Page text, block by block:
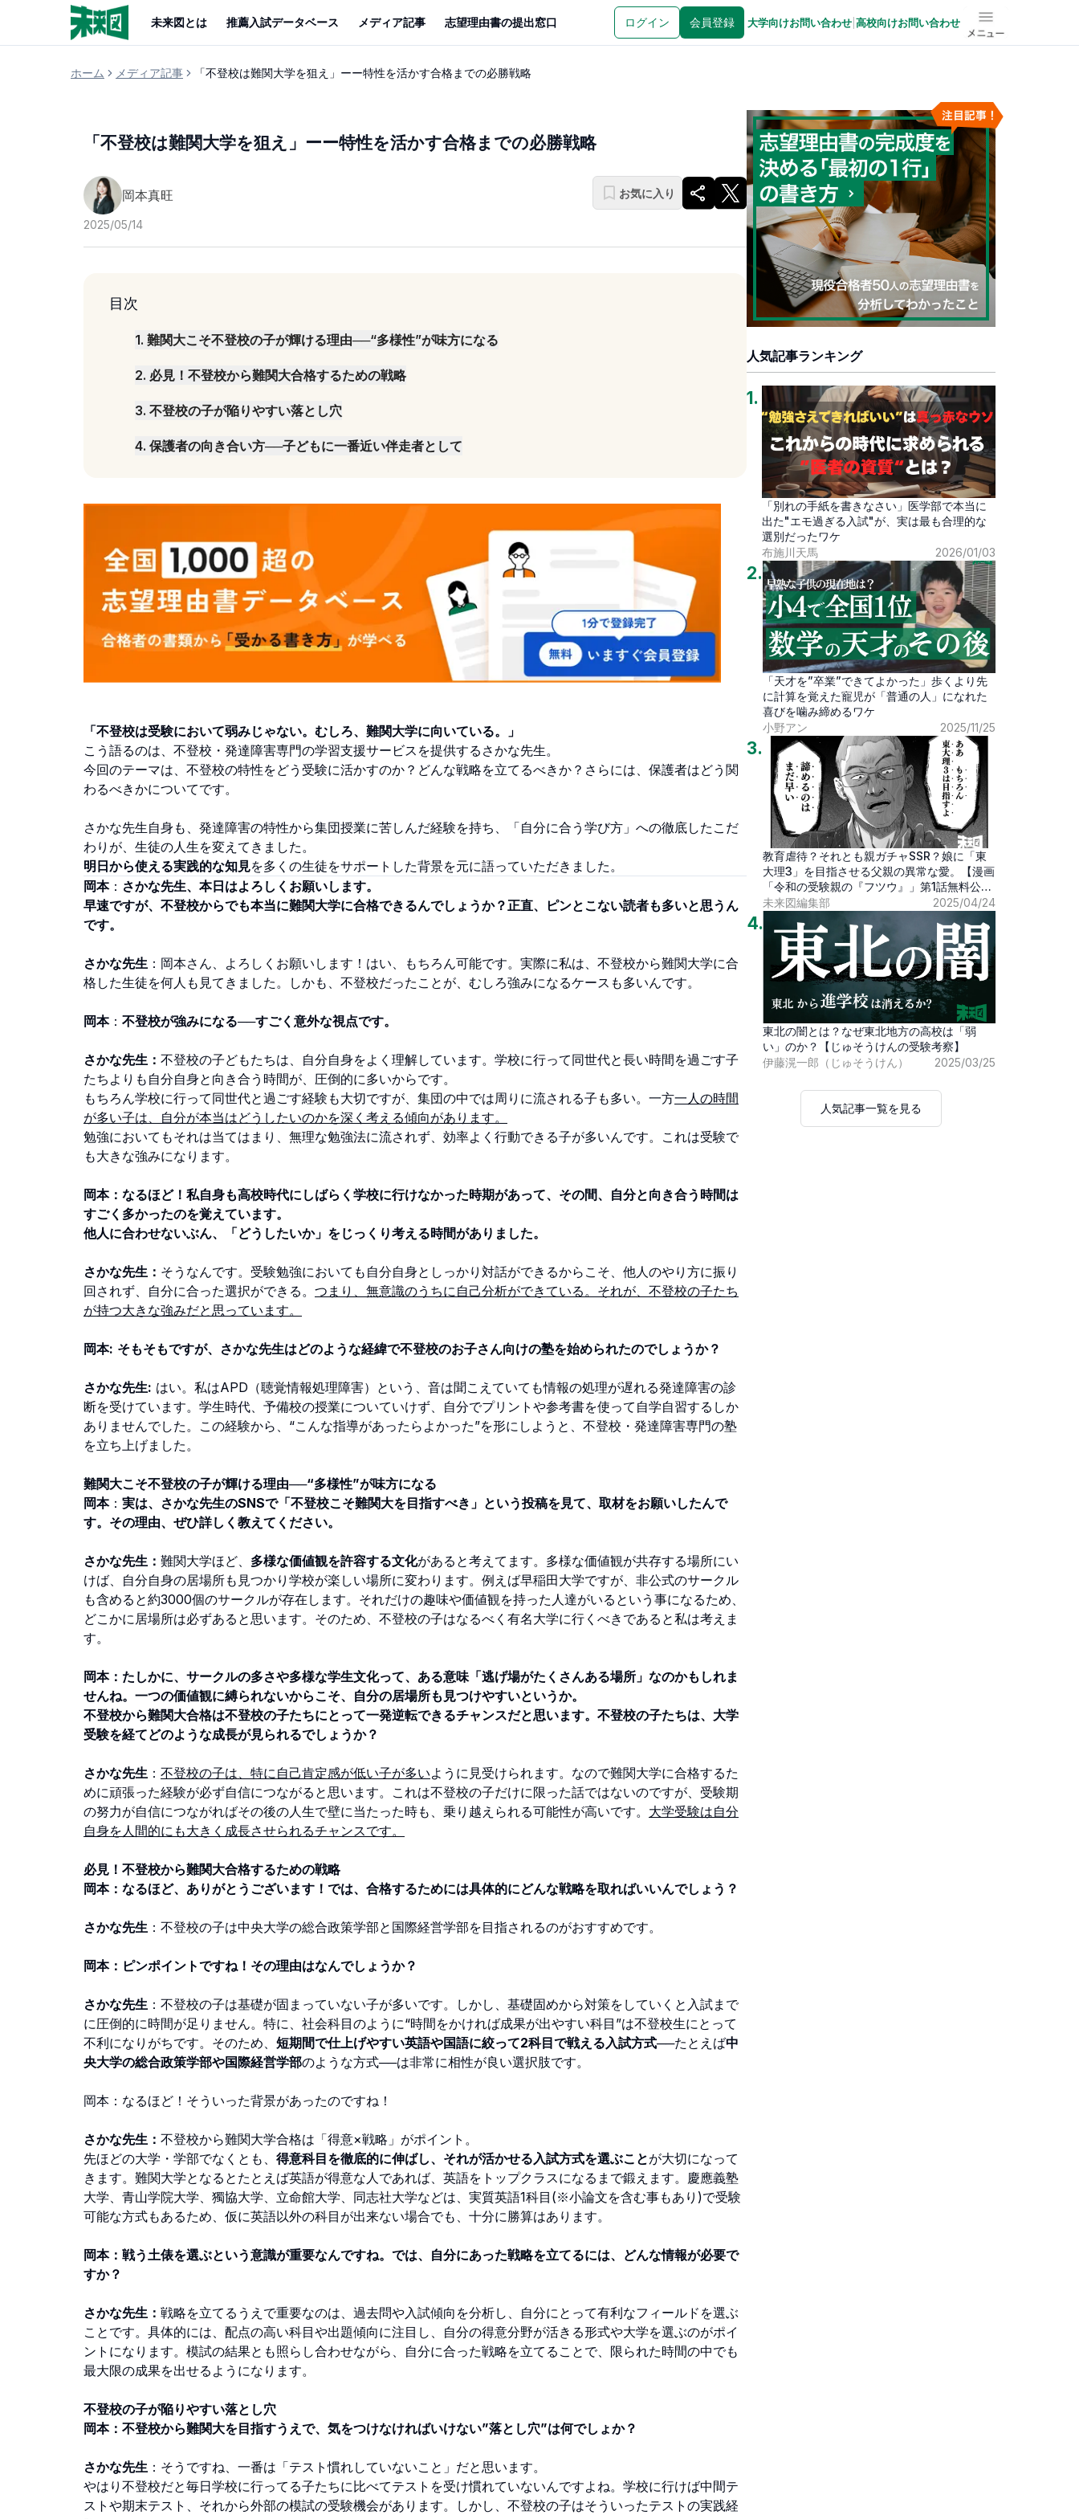
未来図とは 推薦入試データベース メディア記事 志望理由書の提出窓口 ログイン 会員登録 大学向けお問い合わせ 高校向けお問い合わせ メニュー
ホーム メディア記事 「不登校は難関大学を狙え」ーー特性を活かす合格までの必勝戦略
「不登校は難関大学を狙え」ーー特性を活かす合格までの必勝戦略
岡本真旺
2025/05/14
お気に入り
目次
1. 難関大こそ不登校の子が輝ける理由──“多様性”が味方になる
2. 必見！不登校から難関大合格するための戦略
3. 不登校の子が陥りやすい落とし穴
4. 保護者の向き合い方──子どもに一番近い伴走者として
「不登校は受験において弱みじゃない。むしろ、難関大学に向いている。」
こう語るのは、不登校・発達障害専門の学習支援サービスを提供するさかな先生。
今回のテーマは、不登校の特性をどう受験に活かすのか？どんな戦略を立てるべきか？さらには、保護者はどう関
わるべきかについてです。
さかな先生自身も、発達障害の特性から集団授業に苦しんだ経験を持ち、「自分に合う学び方」への徹底したこだ
わりが、生徒の人生を変えてきました。
明日から使える実践的な知見を多くの生徒をサポートした背景を元に語っていただきました。
岡本： さかな先生、本日はよろしくお願いします。
早速ですが、不登校からでも本当に難関大学に合格できるんでしょうか？正直、ピンとこない読者も多いと思うん
です。
さかな先生 ：岡本さん、よろしくお願いします！はい、もちろん可能です。実際に私は、不登校から難関大学に合
格した生徒を何人も見てきました。しかも、不登校だったことが、むしろ強みになるケースも多いんです。
岡本： 不登校が強みになる──すごく意外な視点です。
さかな先生： 不登校の子どもたちは、自分自身をよく理解しています。学校に行って同世代と長い時間を過ごす子
たちよりも自分自身と向き合う時間が、圧倒的に多いからです。
もちろん学校に行って同世代と過ごす経験も大切ですが、集団の中では周りに流される子も多い。一方一人の時間
が多い子は、自分が本当はどうしたいのかを深く考える傾向があります。
勉強においてもそれは当てはまり、無理な勉強法に流されず、効率よく行動できる子が多いんです。これは受験で
も大きな強みになります。
岡本：なるほど！私自身も高校時代にしばらく学校に行けなかった時期があって、その間、自分と向き合う時間は
すごく多かったのを覚えています。
他人に合わせないぶん、「どうしたいか」をじっくり考える時間がありました。
さかな先生： そうなんです。受験勉強においても自分自身としっかり対話ができるからこそ、他人のやり方に振り
回されず、自分に合った選択ができる。 つまり、無意識のうちに自己分析ができている。それが、不登校の子たち
が持つ大きな強みだと思っています。
岡本: そもそもですが、さかな先生はどのような経緯で不登校のお子さん向けの塾を始められたのでしょうか？
さかな先生: はい。私はAPD（聴覚情報処理障害）という、音は聞こえていても情報の処理が遅れる発達障害の診
断を受けています。学生時代、予備校の授業についていけず、自分でプリントや参考書を使って自学自習するしか
ありませんでした。この経験から、“こんな指導があったらよかった”を形にしようと、不登校・発達障害専門の塾
を立ち上げました。
難関大こそ不登校の子が輝ける理由──“多様性”が味方になる
岡本： 実は、さかな先生のSNSで「不登校こそ難関大を目指すべき」という投稿を見て、取材をお願いしたんで
す。その理由、ぜひ詳しく教えてください。
さかな先生： 難関大学ほど、 多様な価値観を許容する文化があると考えてます。多様な価値観が共存する場所にい
けば、自分自身の居場所も見つかり学校が楽しい場所に変わります。例えば早稲田大学ですが、非公式のサークル
も含めると約3000個のサークルが存在します。それだけの趣味や価値観を持った人達がいるという事になるため、
どこかに居場所は必ずあると思います。そのため、不登校の子はなるべく有名大学に行くべきであると私は考えま
す。
岡本：たしかに、サークルの多さや多様な学生文化って、ある意味「逃げ場がたくさんある場所」なのかもしれま
せんね。一つの価値観に縛られないからこそ、自分の居場所も見つけやすいというか。
不登校から難関大合格は不登校の子たちにとって一発逆転できるチャンスだと思います。不登校の子たちは、大学
受験を経てどのような成長が見られるでしょうか？
さかな先生 ： 不登校の子は、特に自己肯定感が低い子が多いように見受けられます。なので難関大学に合格するた
めに頑張った経験が必ず自信につながると思います。これは不登校の子だけに限った話ではないのですが、受験期
の努力が自信につながればその後の人生で壁に当たった時も、乗り越えられる可能性が高いです。 大学受験は自分
自身を人間的にも大きく成長させられるチャンスです。
必見！不登校から難関大合格するための戦略
岡本：なるほど、ありがとうございます！では、合格するためには具体的にどんな戦略を取ればいいんでしょう？
さかな先生 ：不登校の子は中央大学の総合政策学部と国際経営学部を目指されるのがおすすめです。
岡本：ピンポイントですね！その理由はなんでしょうか？
さかな先生 ：不登校の子は基礎が固まっていない子が多いです。しかし、基礎固めから対策をしていくと入試まで
に圧倒的に時間が足りません。特に、社会科目のように“時間をかければ成果が出やすい科目”は不登校生にとって
不利になりがちです。そのため、 短期間で仕上げやすい英語や国語に絞って2科目で戦える入試方式──たとえば中
央大学の総合政策学部や国際経営学部のような方式──は非常に相性が良い選択肢です。
岡本：なるほど！そういった背景があったのですね！
さかな先生： 不登校から難関大学合格は「得意×戦略」がポイント。
先ほどの大学・学部でなくとも、 得意科目を徹底的に伸ばし、それが活かせる入試方式を選ぶことが大切になって
きます。難関大学となるとたとえば英語が得意な人であれば、英語をトップクラスになるまで鍛えます。慶應義塾
大学、青山学院大学、獨協大学、立命館大学、同志社大学などは、実質英語1科目(※小論文を含む事もあり)で受験
可能な方式もあるため、仮に英語以外の科目が出来ない場合でも、十分に勝算はあります。
岡本：戦う土俵を選ぶという意識が重要なんですね。では、自分にあった戦略を立てるには、どんな情報が必要で
すか？
さかな先生： 戦略を立てるうえで重要なのは、過去問や入試傾向を分析し、自分にとって有利なフィールドを選ぶ
ことです。具体的には、配点の高い科目や出題傾向に注目し、自分の得意分野が活きる形式や大学を選ぶのがポイ
ントになります。模試の結果とも照らし合わせながら、自分に合った戦略を立てることで、限られた時間の中でも
最大限の成果を出せるようになります。
不登校の子が陥りやすい落とし穴
岡本：不登校から難関大を目指すうえで、気をつけなければいけない”落とし穴”は何でしょか？
さかな先生 ：そうですね、一番は「テスト慣れしていないこと」だと思います。
やはり不登校だと毎日学校に行ってる子たちに比べてテストを受け慣れていないんですよね。学校に行けば中間テ
ストや期末テスト、それから外部の模試の受験機会があります。しかし、不登校の子はそういったテストの実践経
人気記事ランキング
1.
「別れの手紙を書きなさい」医学部で本当に
出た"エモ過ぎる入試"が、実は最も合理的な
選別だったワケ
布施川天馬
2026/01/03
2.
「天才を”卒業”できてよかった」歩くより先
に計算を覚えた寵児が「普通の人」になれた
喜びを噛み締めるワケ
小野アン
2025/11/25
3.
教育虐待？それとも親ガチャSSR？娘に「東
大理3」を目指させる父親の異常な愛。【漫画
「令和の受験親の『フツウ』」第1話無料公
開】
未来図編集部 2025/04/24
4.
東北の闇とは？なぜ東北地方の高校は「弱
い」のか？【じゅそうけんの受験考察】
伊藤滉一郎（じゅそうけん）
2025/03/25
人気記事一覧を見る